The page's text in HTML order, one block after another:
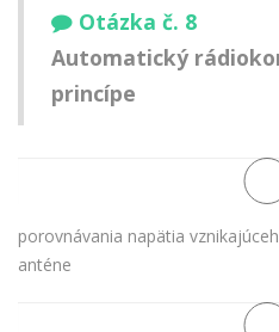
Otázka č. 8
Automatický
princípe
porovnávania napätia
anténe